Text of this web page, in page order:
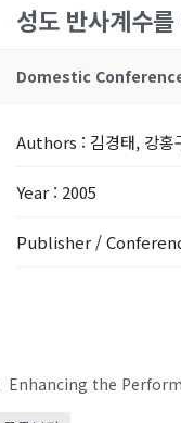
성도 반사계수
Domestic
Authors : 김경태, 강홍
Year : 2005
Publisher /